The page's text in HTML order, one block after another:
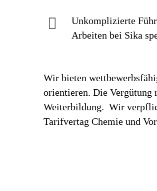
Unkomplizierte
Arbeiten bei Sika
Wir bieten
orientieren. Die Vergütung
Weiterbildung. Wir
Tarifvertag Chemie und